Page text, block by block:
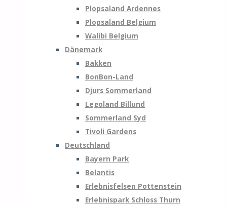
Plopsaland Ardennes
Plopsaland Belgium
Walibi Belgium
Dänemark
Bakken
BonBon-Land
Djurs Sommerland
Legoland Billund
Sommerland Syd
Tivoli Gardens
Deutschland
Bayern Park
Belantis
Erlebnisfelsen Pottenstein
Erlebnispark Schloss Thurn